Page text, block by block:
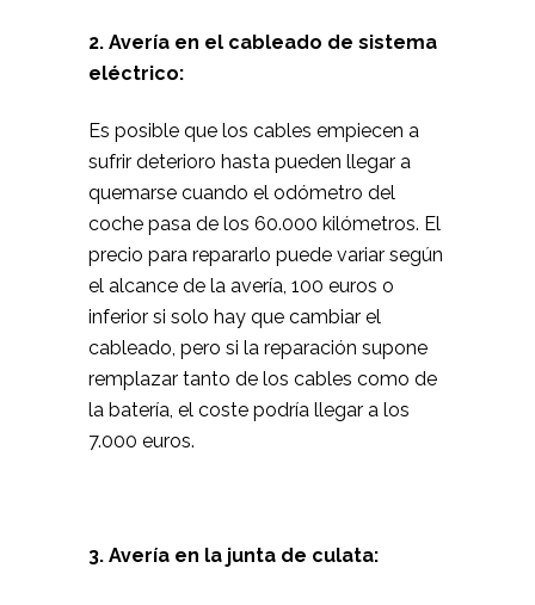
2. Avería en el cableado de sistema
eléctrico:
Es posible que los cables empiecen a
sufrir deterioro hasta pueden llegar a
quemarse cuando el odómetro del
coche pasa de los 60.000 kilómetros. El
precio para repararlo puede variar según
el alcance de la avería, 100 euros o
inferior si solo hay que cambiar el
cableado, pero si la reparación supone
remplazar tanto de los cables como de
la batería, el coste podría llegar a los
7.000 euros.
3. Avería en la junta de culata: